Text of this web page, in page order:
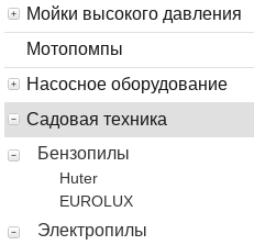
Мойки высокого давления
Мотопомпы
Насосное оборудование
Садовая техника
Бензопилы
Huter
EUROLUX
Электропилы